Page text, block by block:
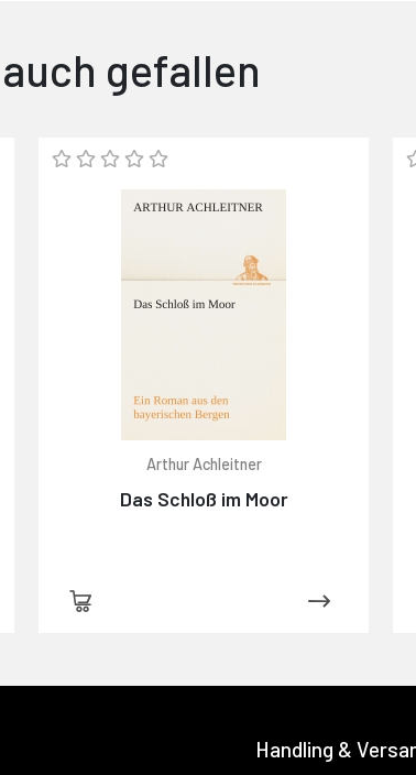
gefallen
Arthur Achleitner
Das Schloß im Moor
Handling &